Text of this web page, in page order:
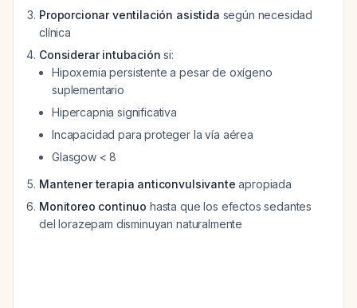
Proporcionar ventilación asistida según necesidad
clínica
Considerar intubación si:
Hipoxemia persistente a pesar de oxígeno
suplementario
Hipercapnia significativa
Incapacidad para proteger la vía aérea
Glasgow < 8
Mantener terapia anticonvulsivante apropiada
Monitoreo continuo hasta que los efectos sedantes
del lorazepam disminuyan naturalmente